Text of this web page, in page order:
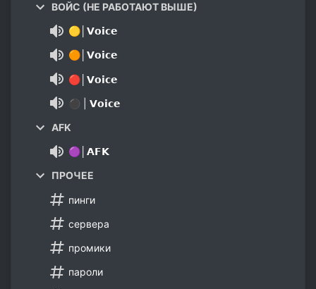
ВОЙС (НЕ РАБОТАЮТ ВЫШЕ)
🟡│𝗩𝗼𝗶𝗰𝗲
🟠│𝗩𝗼𝗶𝗰𝗲
🔴│𝗩𝗼𝗶𝗰𝗲
⚫ | 𝗩𝗼𝗶𝗰𝗲
AFK
🟣│𝗔𝗙𝗞
ПРОЧЕЕ
пинги
сервера
промики
пароли